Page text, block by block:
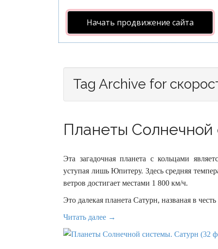
Начать продвижение сайта
Tag Archive for
Планеты Солнечной
Эта загадочная планета с кольцами
уступая лишь Юпитеру. Здесь средняя
ветров достигает местами 1 800 км/ч.
Это далекая планета Сатурн, названая в
Читать далее →